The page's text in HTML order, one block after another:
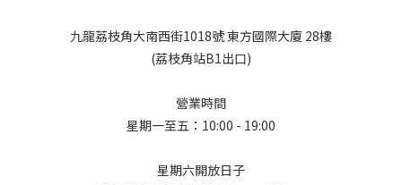
九龍荔枝角大南西街1018號 東方國際大廈 28樓
(荔枝角站B1出口)
營業時間
星期一至五：10:00 - 19:00
星期六開放日子